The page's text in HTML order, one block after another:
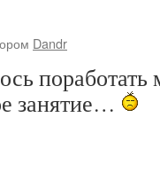
Dandr
занятие…